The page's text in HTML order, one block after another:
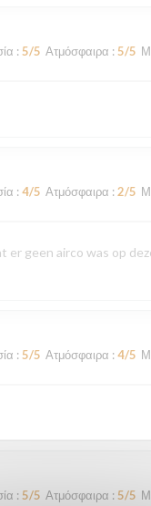
: 5/5 Ατμόσφαιρα : 5/5
: 4/5 Ατμόσφαιρα : 2/5
geen airco was op
: 5/5 Ατμόσφαιρα : 4/5
: 5/5 Ατμόσφαιρα : 5/5